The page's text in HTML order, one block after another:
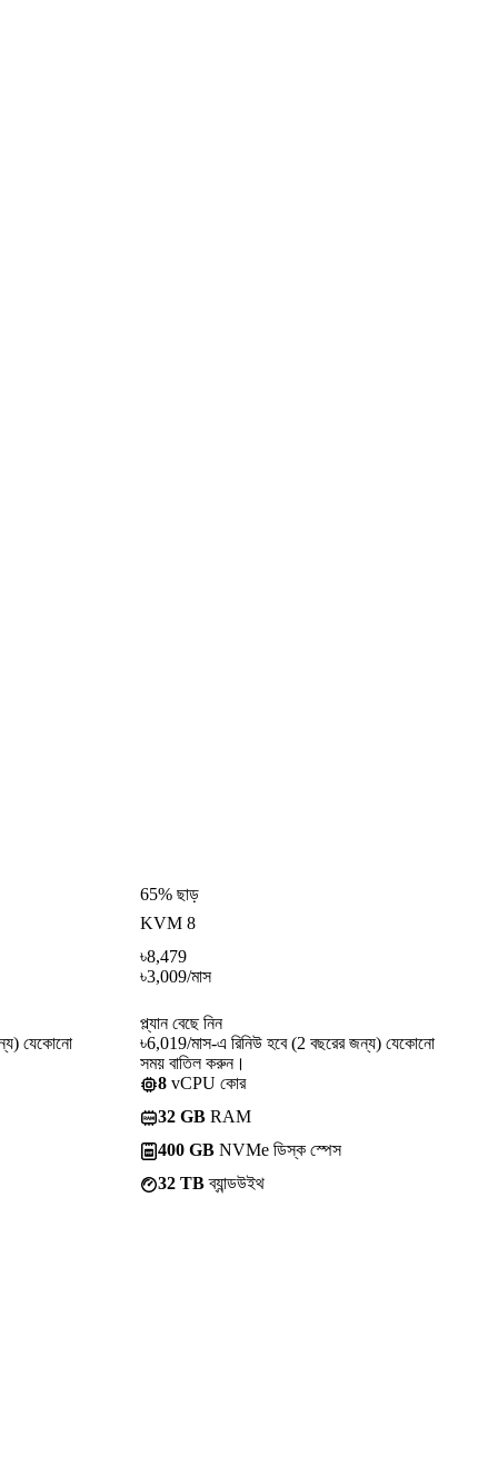
যেকোনো
65% ছাড়
KVM 8
৳8,479
৳3,009/মাস
প্ল্যান বেছে নিন
৳6,019/মাস-এ রিনিউ হবে (2 বছরের জন্য) যেকোনো
সময় বাতিল করুন।
8 vCPU কোর
32 GB RAM
400 GB NVMe ডিস্ক স্পেস
32 TBব্যান্ডউইথ